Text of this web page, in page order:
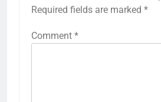
Required fields are marked *
Comment *